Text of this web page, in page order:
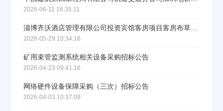
2026-06-11 16:35:11
淄博齐沃酒店管理有限公司投资宾馆客房项目客房布草、客房杂件、标识、办公设备等采购项目招标公告
2026-05-29 10:34:16
矿用束管监测系统相关设备采购招标公告
2026-04-23 09:41:16
网络硬件设备保障采购（三次）招标公告
2026-04-03 10:37:09